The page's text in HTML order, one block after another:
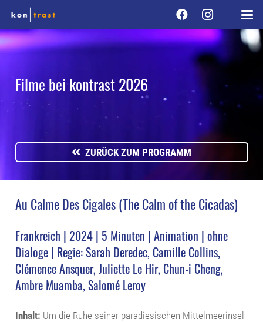
Filme bei kontrast 2026
ZURÜCK ZUM PROGRAMM
Au Calme Des Cigales (The Calm of the Cicadas)
Frankreich | 2024 | 5 Minuten | Animation | ohne
Dialoge | Regie: Sarah Deredec, Camille Collins,
Clémence Ansquer, Juliette Le Hir, Chun-i Cheng,
Ambre Muamba, Salomé Leroy
Inhalt: Um die Ruhe seiner paradiesischen Mittelmeerinsel